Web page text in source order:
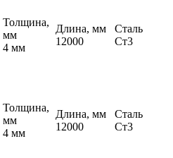
Толщина,
мм
4 мм
Длина, мм
12000
Сталь
Ст3
Толщина,
мм
4 мм
Длина, мм
12000
Сталь
Ст3